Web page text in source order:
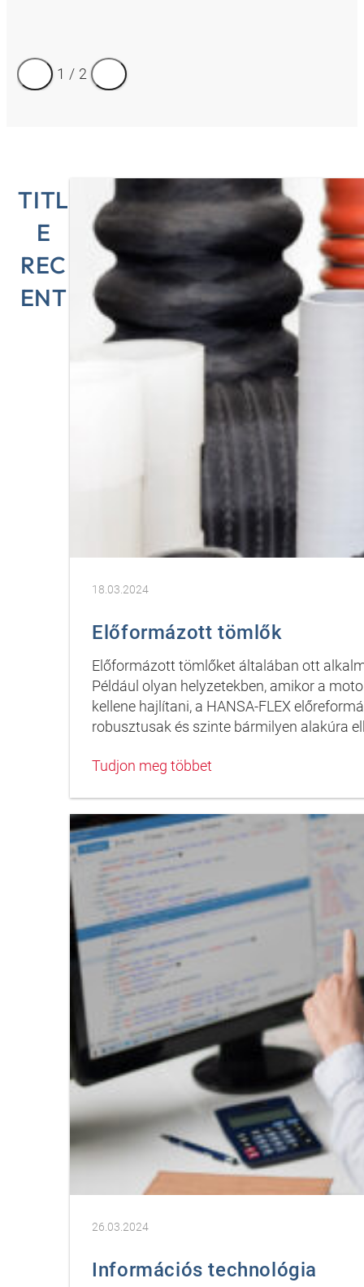
1 / 2
TITL
E
REC
ENT
18.03.2024
Előformázott tömlők
Előformázott tömlőket általában ott
Például olyan helyzetekben, amikor a
kellene hajlítani, a HANSA-FLEX
robusztusak és szinte bármilyen alakúra
Tudjon meg többet
26.03.2024
Információs technológia